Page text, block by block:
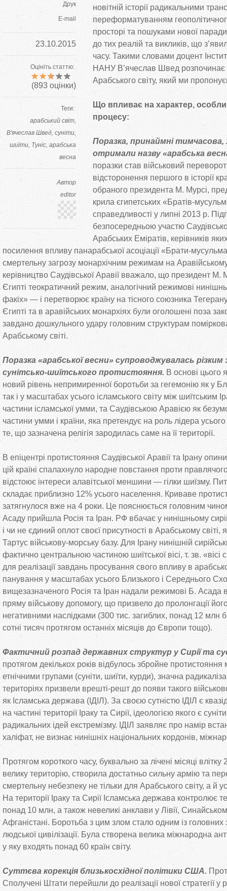
Друк
E-mail
23.10.2015
Оцініть статтю:
(893 оцінки)
Теги:
арабський світ
В'ячеслав Швед суніти
шиїти Туніс арабська
весна
Автор
editor
новітній історії радикальними
переформатуванням
просторі та пошуками нової
до тих реалій та викликів, що
часу. Такими словами доцент
НАНУ В’ячеслав Швед розпочинає
Арабського світу, який ми
Що впливає на характер,
процесу:
Поразка, принаймні тимчасова,
отримали назву «арабська
поразки став військовий
відсторонення першого в історії
обраного президента М. Мурсі,
крила єгипетських «Братів-
справедливості у липні 2013 р.
безпосередньою участю
Арабських Еміратів, керівників
посилення впливу панарабської асоціації «Брати-
смертельну загрозу монархічним режимам на
керівництво Саудівської Аравії вважало, що президент М.
Єгипті теократичний режим, аналогічний режимові
факіх» — і перетворює країну на тісного союзника
Єгипті та в аравійських монархіях були оголошені поза
завдано дошкульного удару головним структурам
Арабському світі.
Поразка «арабської весни» супроводжувалась
сунітсько-шиїтського протистояння. В основі
новий рівень непримиренної боротьби за гегемонію як у
так і у масштабах усього ісламського світу між шиїтським
частини ісламської умми, та Саудівською Аравією як
частини умми і країни, яка претендує на роль лідера усього
те, що зазначена релігія зародилась саме на її території.
В епіцентрі протистояння Саудівської Аравії та Ірану
цій країні спалахнуло народне повстання проти
відстоює інтереси алавітської меншини — гілки шиїзму.
складає приблизно 12% усього населення. Криваве
затягнулося вже на 4 роки. Це пояснюється головним
Асаду прийшла Росія та Іран. РФ вбачає у нинішньому
і чи не єдиний оплот своєї присутності в Арабському
Тартус військову-морську базу. Для Ірану нинішній
фактично центральною частиною шиїтської вісі, т. зв. «вісі
для реалізації завдань просування свого впливу в
панування у масштабах усього Близького і Середнього
вищезазначеного Росія та Іран надали режимові Б. Асада
пряму військову допомогу, що призвело до пролонгації
негативними наслідками (300 тис. загиблих, понад 12 млн
сотні тисяч протягом останніх місяців до Європи тощо).
Фактичний розпад державних структур у Сирії та
протягом декількох років відбулось збройне протистояння
етнічними групами (суніти, шиїти, курди), значна
територіях призвели врешті-решт до появи такого
як Ісламська держава (ІДІЛ). За своєю сутністю ІДІЛ є
на частині території Іраку та Сирії, ідеологією якого є
радикальних ідей екстремізму. ІДІЛ заявляє про намір
халіфат, не визнає нинішніх національних кордонів,
Протягом короткого часу, буквально за лічені місяці
велику територію, створила достатньо сильну армію та
смертельну небезпеку не тільки для Арабського світу, а й
На території Іраку та Сирії Ісламська держава контролює
понад 10 млн, а також невеликі анклави у Лівії,
Афганістані. Боротьба з цим злом стало одним із головних
людської цивілізації. Була створена велика міжнародна
у яку входять понад 60 країн світу.
Суттєва корекція близькосхідної політики США.
Сполучені Штати перейшли до реалізації нової стратегії у